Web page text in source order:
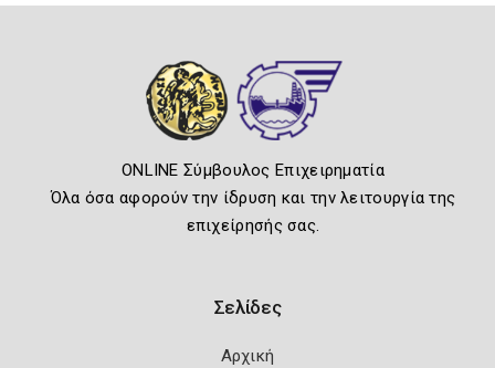
ONLINE Σύμβουλος Επιχειρηματία
Όλα όσα αφορούν την ίδρυση και την λειτουργία της
επιχείρησής σας.
Σελίδες
Αρχική